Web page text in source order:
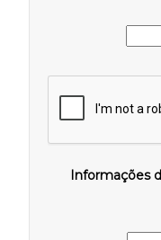
Informações